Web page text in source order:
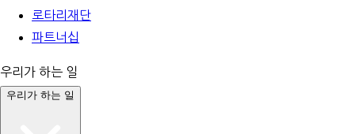
로타리재단
파트너십
우리가 하는 일
우리가 하는 일